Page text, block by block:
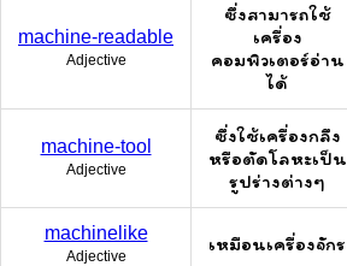
machine-readable
Adjective
ซึ่งสามารถใช้
เครื่อง
คอมพิวเตอร์อ่าน
ได้
machine-tool
Adjective
ซึ่งใช้เครื่องกลึง
หรือตัดโลหะเป็น
รูปร่างต่างๆ
machinelike
Adjective
เหมือนเครื่องจักร